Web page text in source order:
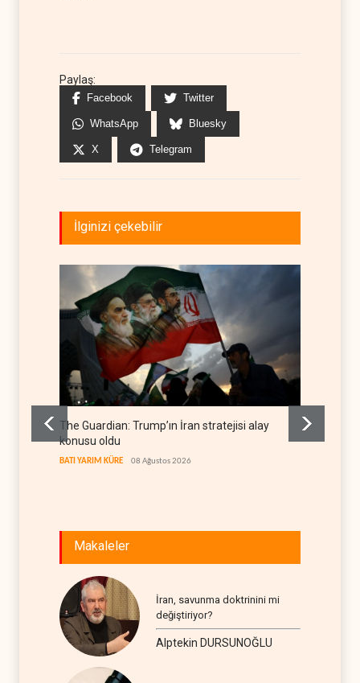
Paylaş:
Facebook Twitter
WhatsApp Bluesky
X Telegram
İlginizi çekebilir
The Guardian: Trump’ın İran stratejisi alay
konusu oldu
BATI YARIM KÜRE 08 Ağustos 2026
Makaleler
İran, savunma doktrinini mi
değiştiriyor?
Alptekin DURSUNOĞLU